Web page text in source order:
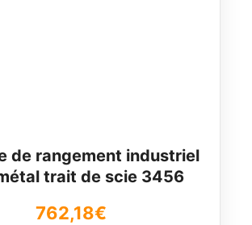
de rangement industriel
trait de scie 3456
762,18€